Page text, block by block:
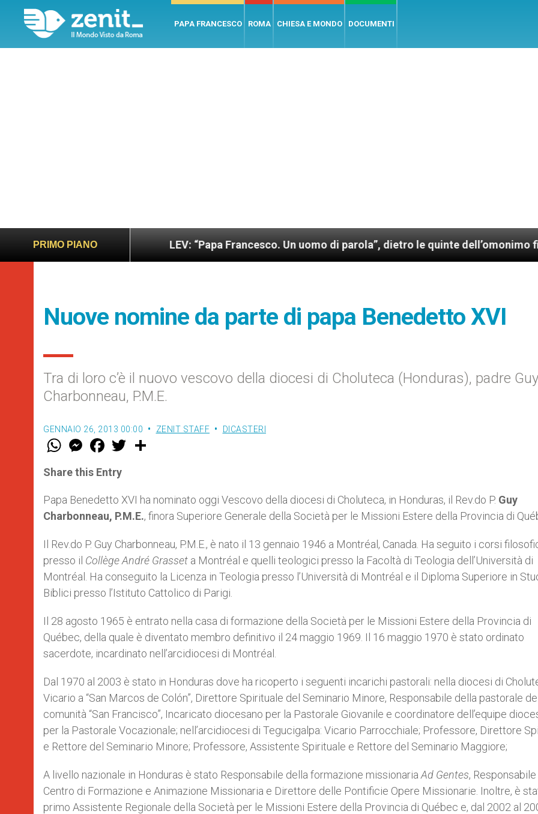
PAPA FRANCESCO ROMA CHIESA E MONDO DOCUMENTI
PRIMO PIANO
e giusto LEV: “Papa Francesco. Un uomo di parola”, dietro le quinte dell’omonimo film di Wim
Nuove nomine da parte di papa Benedetto XVI
Tra di loro c’è il nuovo vescovo della diocesi di Choluteca (Honduras), padre Guy
Charbonneau, P.M.E.
GENNAIO 26, 2013 00:00 ZENIT STAFF DICASTERI
W
t
s
p
p
M
e
s
e
g
e
r
F
a
e
b
o
k
w
r
Share this Entry
Papa Benedetto XVI ha nominato oggi Vescovo della diocesi di Choluteca, in Honduras, il Rev.do P. Guy
Charbonneau, P.M.E., finora Superiore Generale della Società per le Missioni Estere della Provincia di
Il Rev.do P. Guy Charbonneau, P.M.E., è nato il 13 gennaio 1946 a Montréal, Canada. Ha seguito i corsi
presso il Collège André Grasset a Montréal e quelli teologici presso la Facoltà di Teologia dell’Università di
Montréal. Ha conseguito la Licenza in Teologia presso l’Università di Montréal e il Diploma Superiore in
Biblici presso l’Istituto Cattolico di Parigi.
Il 28 agosto 1965 è entrato nella casa di formazione della Società per le Missioni Estere della Provincia di
Québec, della quale è diventato membro definitivo il 24 maggio 1969. Il 16 maggio 1970 è stato ordinato
sacerdote, incardinato nell’arcidiocesi di Montréal.
Dal 1970 al 2003 è stato in Honduras dove ha ricoperto i seguenti incarichi pastorali: nella diocesi di
Vicario a “San Marcos de Colón”, Direttore Spirituale del Seminario Minore, Responsabile della pastorale
comunità “San Francisco”, Incaricato diocesano per la Pastorale Giovanile e coordinatore dell’equipe
per la Pastorale Vocazionale; nell’arcidiocesi di Tegucigalpa: Vicario Parrocchiale; Professore, Direttore
e Rettore del Seminario Minore; Professore, Assistente Spirituale e Rettore del Seminario Maggiore;
A livello nazionale in Honduras è stato Responsabile della formazione missionaria Ad Gentes, Responsabile
Centro di Formazione e Animazione Missionaria e Direttore delle Pontificie Opere Missionarie. Inoltre, è
primo Assistente Regionale della Società per le Missioni Estere della Provincia di Québec e, dal 2002 al